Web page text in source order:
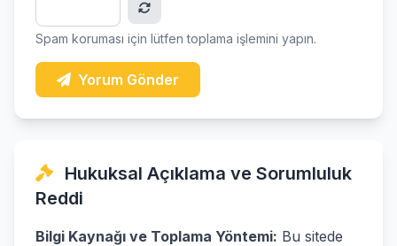
Spam koruması için lütfen toplama işlemini yapın.
Yorum Gönder
Hukuksal Açıklama ve Sorumluluk
Reddi
Bilgi Kaynağı ve Toplama Yöntemi: Bu sitede